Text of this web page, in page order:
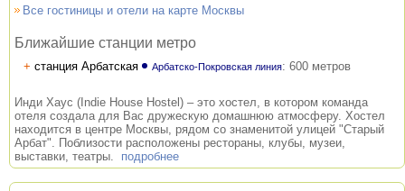
Все гостиницы и отели на карте Москвы
Ближайшие станции метро
+ станция Арбатская Арбатско-Покровская линия: 600 метров
Инди Хаус (Indie House Hostel) – это хостел, в котором команда
отеля создала для Вас дружескую домашнюю атмосферу. Хостел
находится в центре Москвы, рядом со знаменитой улицей "Старый
Арбат". Поблизости расположены рестораны, клубы, музеи,
выставки, театры. подробнее